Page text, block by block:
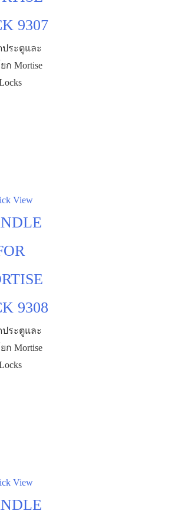
9307
ระตูและ
ก Mortise
View
9308
ระตูและ
ก Mortise
View